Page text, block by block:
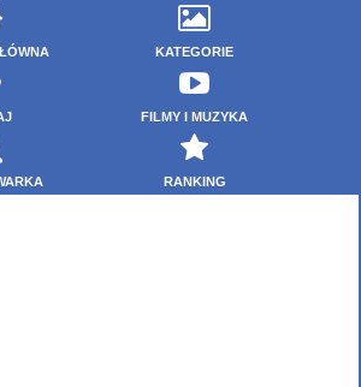
KATEGORIE
FILMY I MUZYKA
RANKING